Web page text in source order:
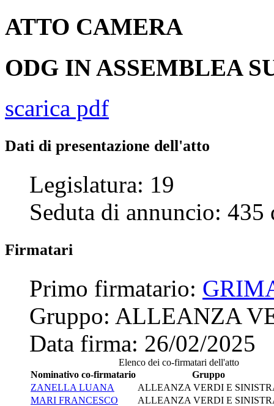
ATTO CAMERA
ODG IN ASSEMBLEA
scarica pdf
Dati di presentazione dell'atto
Legislatura: 19
Seduta di annuncio: 435
Firmatari
Primo firmatario:
Gruppo: ALLEANZA
Data firma: 26/02/2025
Elenco dei co-firmatari dell'atto
Nominativo co-firmatario
Gruppo
ZANELLA LUANA
ALLEANZA VERDI E
MARI FRANCESCO
ALLEANZA VERDI E